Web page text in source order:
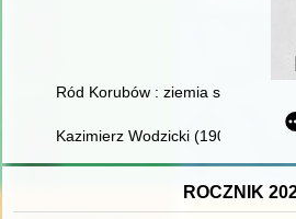
Ród Korubów : ziemia szaniecka
Kazimierz Wodzicki (1900-1987)
ROCZNIK